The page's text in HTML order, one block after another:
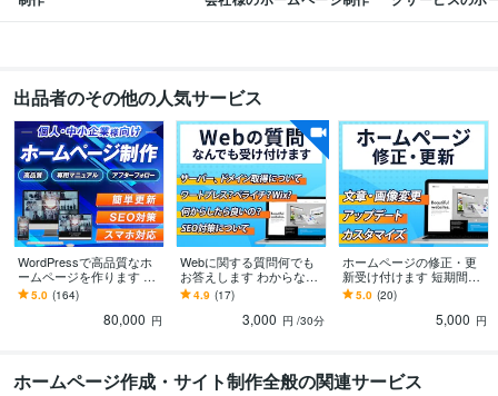
ビジネス ホームページ ワードプレス
語学力
英語 日常会話レベル
出品者のその他の人気サービス
WordPressで高品質なホ
ームページを作ります シ
ンプル/SEO/ホームペー
ジ/おしゃれ/スタイリッシ
5.0 (164)
80,000 円
Webに関する質問何でも
お答えします わからない
こと何でも聞いて下さ
い。
4.9 (17)
3,000 円 /30分
ホームページの修正・更
新受け付けます 短期間・
高品質で対応させていた
だきます
5.0 (20)
5,000 円
ホームページ作成・サイト制作全般の関連サービス